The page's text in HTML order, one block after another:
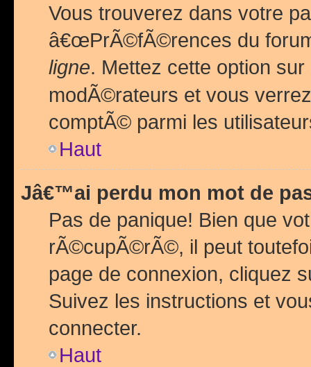
Vous trouverez dans votre
â€œPrÃ©fÃ©rences du
ligne. Mettez cette option sur
modÃ©rateurs et vous
comptÃ© parmi les
Haut
Jâ€™ai perdu mon mot de
Pas de panique! Bien que
rÃ©cupÃ©rÃ©, il peut
page de connexion, cliquez
Suivez les instructions et
connecter.
Haut